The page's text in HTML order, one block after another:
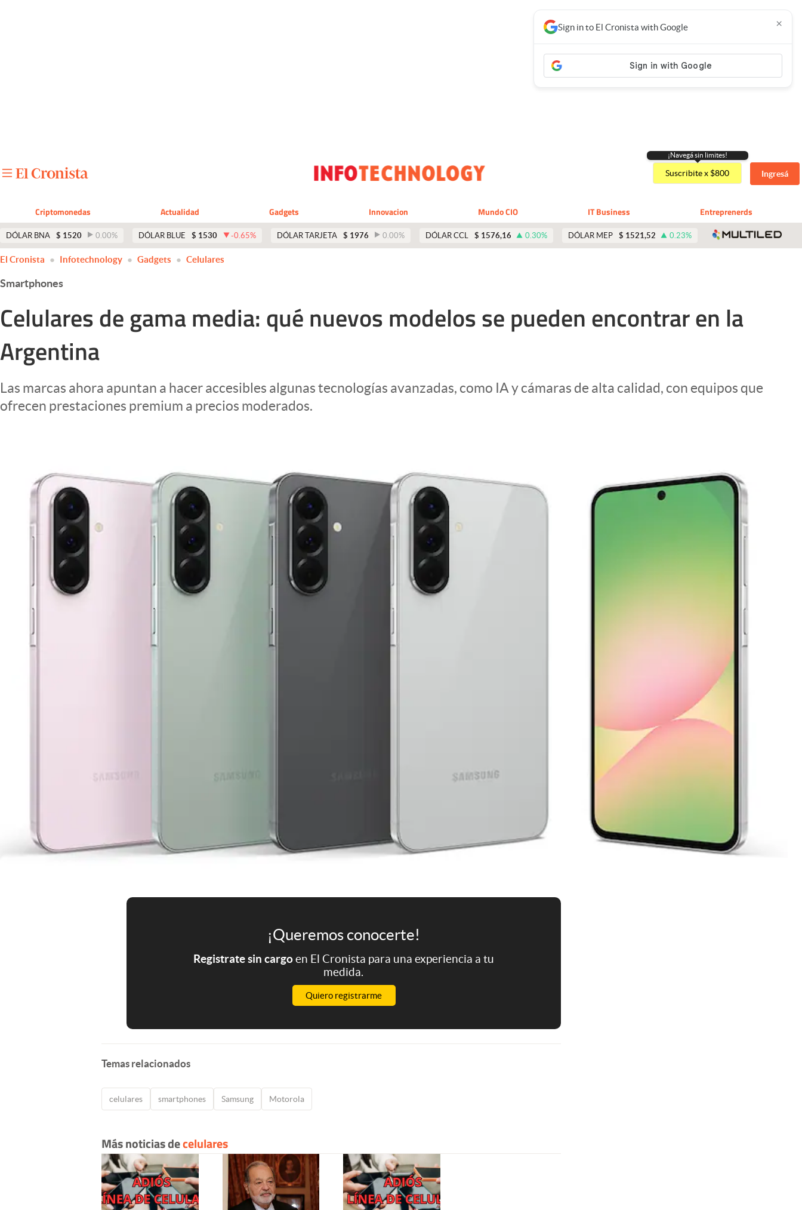
Apertura
Clima
Mundial 2026
Eventos Corporativos
El Cronista Studio
Mediakit
¡Navegá sin limites!
Suscribite x $800 Ingresá
Criptomonedas Actualidad Gadgets Innovacion Mundo CIO IT Business Entreprenerds
DÓLAR BNA $ 1520 0.00% DÓLAR BLUE $ 1530 -0.65% DÓLAR TARJETA $ 1976 0.00% DÓLAR CCL $ 1576,16 0.30% DÓLAR MEP $ 1521,52 0.23%
Sign in to El Cronista with Google ×
El Cronista Infotechnology Gadgets Celulares
Smartphones
Celulares de gama media: qué nuevos modelos se pueden encontrar en la
Argentina
Las marcas ahora apuntan a hacer accesibles algunas tecnologías avanzadas, como IA y cámaras de alta calidad, con equipos que
ofrecen prestaciones premium a precios moderados.
¡Queremos conocerte!
Registrate sin cargoen El Cronista para una experiencia a tu
medida.
Quiero registrarme
Temas relacionados
celulares smartphones Samsung Motorola
Más noticias decelulares